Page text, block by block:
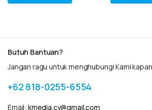
Butuh Bantuan?
Jangan ragu untuk menghubungi Kami
+62 818-0255-6554
Email: kmedia.cv@gmail.com